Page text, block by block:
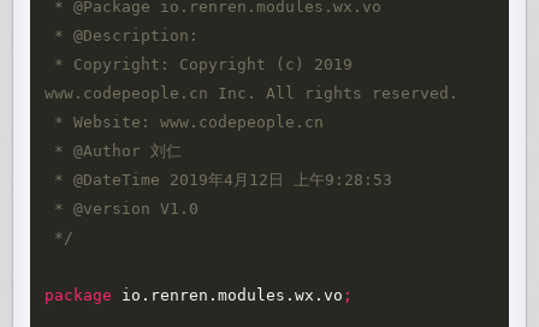
www.codepeople.cn Inc. All rights reserved.
*/
package io.renren.modules.wx.vo ;